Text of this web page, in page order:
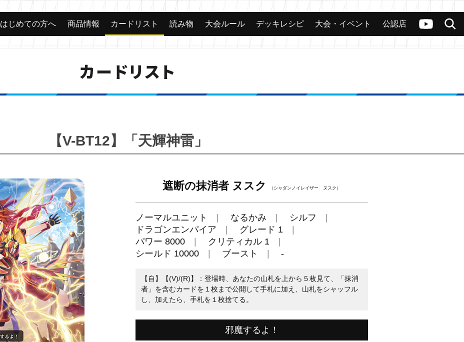
ヴァンガードch
検索
カード 大会 公認店舗 その他
はじめての方へ 商品情報 カードリスト 読み物 大会ルール デッキレシピ 大会・イベント 公認店
カードリスト
【V-BT12】「天輝神雷」
遮断の抹消者 ヌスク （シャダンノイレイザー ヌスク）
ノーマルユニット なるかみ
シルフ
ドラゴンエンパイア
グレード 1
パワー 8000
クリティカル 1
シールド 10000
ブースト -
【自】【(V)/(R)】：登場時、あなたの山札を上から５枚見て、「抹消
者」を含むカードを１枚まで公開して手札に加え、山札をシャッフル
し、加えたら、手札を１枚捨てる。
邪魔するよ！